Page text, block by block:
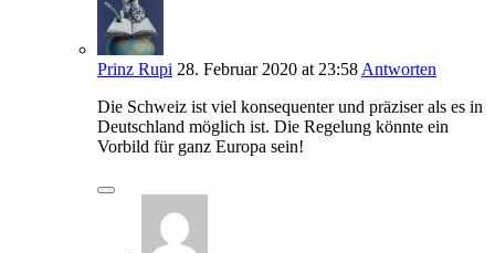
Prinz Rupi 28. Februar 2020 at 23:58Antworten
Die Schweiz ist viel konsequenter und präziser als es in
Deutschland möglich ist. Die Regelung könnte ein
Vorbild für ganz Europa sein!